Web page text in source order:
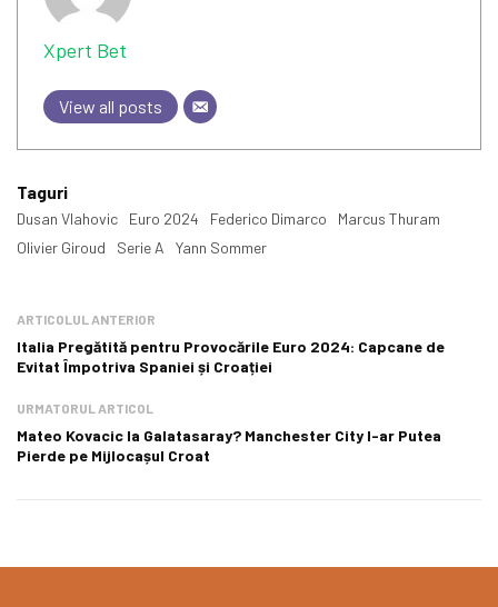
Xpert Bet
View all posts
Taguri
Dusan Vlahovic Euro 2024 Federico Dimarco
Marcus Thuram
Olivier Giroud
Serie A Yann Sommer
ARTICOLUL ANTERIOR
Italia Pregătită pentru Provocările Euro 2024: Capcane de
Evitat Împotriva Spaniei și Croației
URMATORUL ARTICOL
Mateo Kovacic la Galatasaray? Manchester City l-ar Putea
Pierde pe Mijlocașul Croat